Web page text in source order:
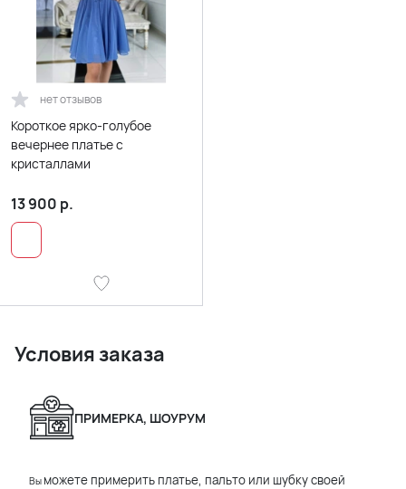
нет отзывов
Короткое ярко-голубое
вечернее платье с
кристаллами
13 900 р.
Условия заказа
ПРИМЕРКА, ШОУРУМ
Вы можете примерить платье, пальто или шубку своей